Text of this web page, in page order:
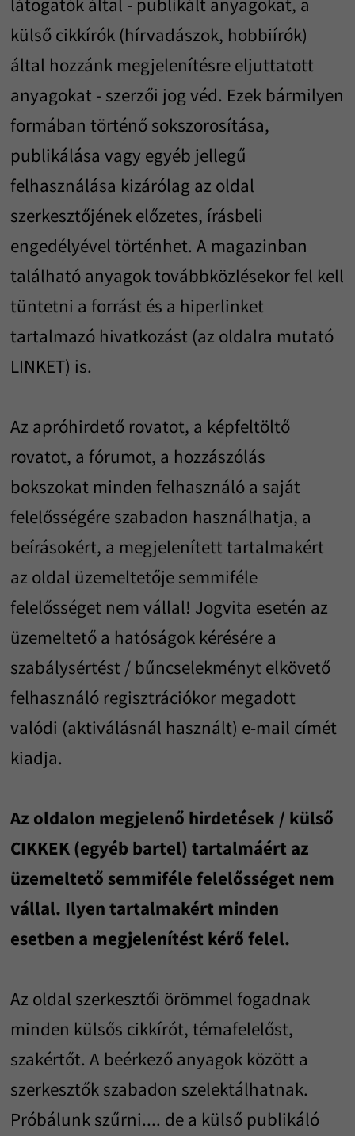
látogatók által - publikált anyagokat, a
külső cikkírók (hírvadászok, hobbiírók)
által hozzánk megjelenítésre eljuttatott
anyagokat - szerzői jog véd. Ezek bármilyen
formában történő sokszorosítása,
publikálása vagy egyéb jellegű
felhasználása kizárólag az oldal
szerkesztőjének előzetes, írásbeli
engedélyével történhet. A magazinban
található anyagok továbbközlésekor fel kell
tüntetni a forrást és a hiperlinket
tartalmazó hivatkozást (az oldalra mutató
LINKET) is.
Az apróhirdető rovatot, a képfeltöltő
rovatot, a fórumot, a hozzászólás
bokszokat minden felhasználó a saját
felelősségére szabadon használhatja, a
beírásokért, a megjelenített tartalmakért
az oldal üzemeltetője semmiféle
felelősséget nem vállal! Jogvita esetén az
üzemeltető a hatóságok kérésére a
szabálysértést / bűncselekményt elkövető
felhasználó regisztrációkor megadott
valódi (aktiválásnál használt) e-mail címét
kiadja.
Az oldalon megjelenő hirdetések / külső
CIKKEK (egyéb bartel) tartalmáért az
üzemeltető semmiféle felelősséget nem
vállal. Ilyen tartalmakért minden
esetben a megjelenítést kérő felel.
Az oldal szerkesztői örömmel fogadnak
minden külsős cikkírót, témafelelőst,
szakértőt. A beérkező anyagok között a
szerkesztők szabadon szelektálhatnak.
Próbálunk szűrni.... de a külső publikáló